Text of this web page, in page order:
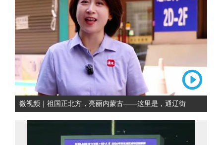
微视频｜祖国正北方，亮丽内蒙古——这里是，通辽街